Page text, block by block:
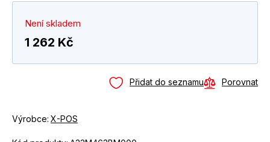
Není skladem
1 262 Kč
Přidat do seznamu Porovnat
Výrobce: X-POS